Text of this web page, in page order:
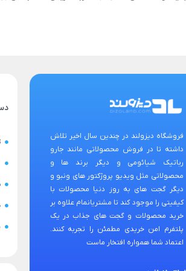
فروشگاه دیزولند در چندین سال اخیر تلاش
داشته تا در فروش محصولاتی مانند جارو
رباتیک شیائومی و دیگر برند ها و
محصولاتی مثل ویدیو پروژکتور های ونبو و
دیگر گجت های به روز دنیا محصولات با
کیفیتی را موجود کند تا مشتریانمام علاوه بر
خرید محصولات و گجت های جذاب در یک
پلتفرم امن خریدی مطمئن را تجربه کنند.
اعتماد شما همواره افتخار ماست